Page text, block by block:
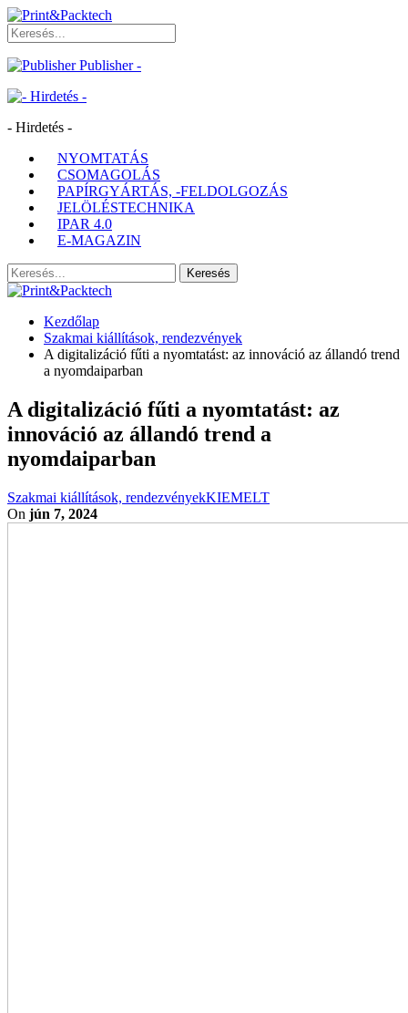
Publisher -
- Hirdetés -
NYOMTATÁS
CSOMAGOLÁS
PAPÍRGYÁRTÁS, -FELDOLGOZÁS
JELÖLÉSTECHNIKA
IPAR 4.0
E-MAGAZIN
Kezdőlap
Szakmai kiállítások, rendezvények
A digitalizáció fűti a nyomtatást: az innováció az állandó trend
a nyomdaiparban
A digitalizáció fűti a nyomtatást: az
innováció az állandó trend a
nyomdaiparban
Szakmai kiállítások, rendezvényekKIEMELT
On jún 7, 2024